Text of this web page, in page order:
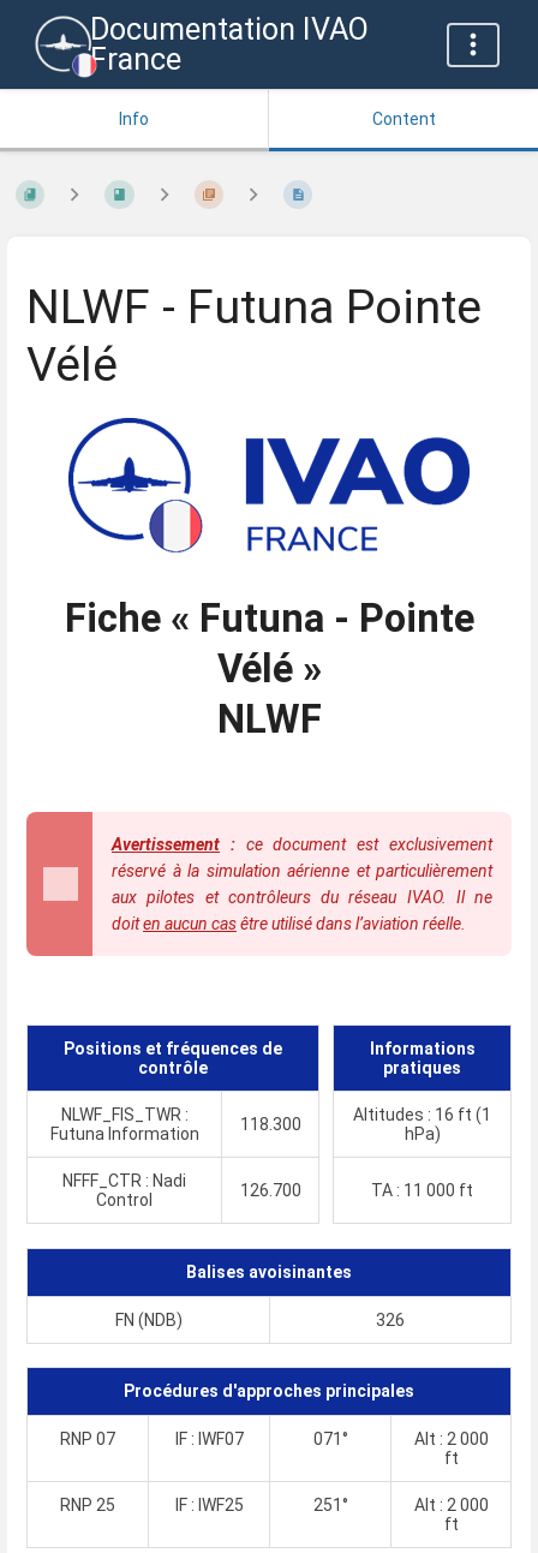
Documentation IVAO
France
Info Content
NLWF - Futuna Pointe
Vélé
Fiche « Futuna - Pointe
Vélé »
NLWF
Avertissement :ce document est exclusivement
réservé à la simulation aérienne et particulièrement
aux pilotes et contrôleurs du réseau IVAO. Il ne
doiten aucun casêtre utilisé dans l’aviation réelle.
Positions et fréquences de
contrôle
Informations
pratiques
NLWF_FIS_TWR :
Futuna Information
118.300
Altitudes : 16 ft (1
hPa)
NFFF_CTR : Nadi
Control
126.700 TA : 11 000 ft
Balises avoisinantes
FN (NDB) 326
Procédures d'approches principales
RNP 07 IF : IWF07 071°
Alt : 2 000
ft
RNP 25 IF : IWF25 251°
Alt : 2 000
ft